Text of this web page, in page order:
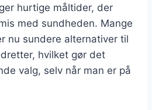
hurtige måltider, der
med sundheden. Mange
nu sundere alternativer til
hvilket gør det
valg, selv når man er på